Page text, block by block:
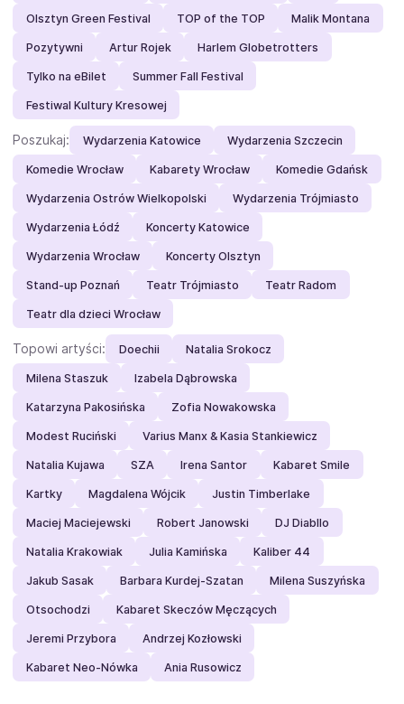
Olsztyn Green Festival TOP of the TOP Malik Montana
Pozytywni Artur Rojek Harlem Globetrotters
Tylko na eBilet Summer Fall Festival
Festiwal Kultury Kresowej
Poszukaj: Wydarzenia Katowice Wydarzenia Szczecin
Komedie Wrocław Kabarety Wrocław Komedie Gdańsk
Wydarzenia Ostrów Wielkopolski Wydarzenia Trójmiasto
Wydarzenia Łódź Koncerty Katowice
Wydarzenia Wrocław Koncerty Olsztyn
Stand-up Poznań Teatr Trójmiasto Teatr Radom
Teatr dla dzieci Wrocław
Topowi artyści: Doechii Natalia Srokocz
Milena Staszuk Izabela Dąbrowska
Katarzyna Pakosińska Zofia Nowakowska
Modest Ruciński Varius Manx & Kasia Stankiewicz
Natalia Kujawa SZA Irena Santor Kabaret Smile
Kartky Magdalena Wójcik Justin Timberlake
Maciej Maciejewski Robert Janowski DJ Diabllo
Natalia Krakowiak Julia Kamińska Kaliber 44
Jakub Sasak Barbara Kurdej-Szatan Milena Suszyńska
Otsochodzi Kabaret Skeczów Męczących
Jeremi Przybora Andrzej Kozłowski
Kabaret Neo-Nówka Ania Rusowicz